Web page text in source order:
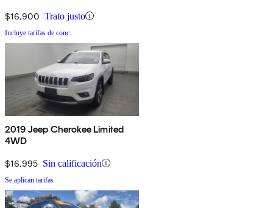
$16,900 Trato justo
Incluye tarifas de conc.
2019 Jeep Cherokee Limited
4WD
$16,995 Sin calificación
Se aplican tarifas